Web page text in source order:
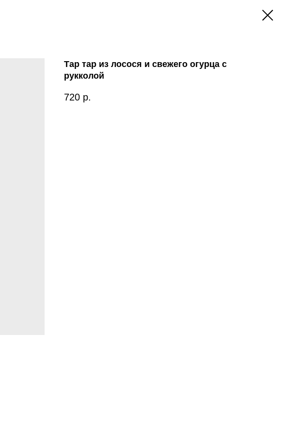
Тар тар из лосося и свежего огурца с
рукколой
720 р.